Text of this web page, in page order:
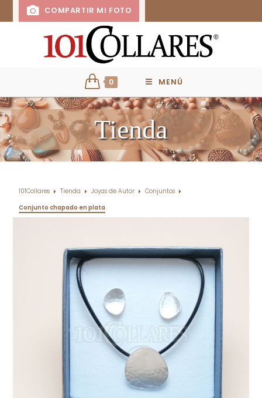
COMPARTIR MI FOTO
0 MENÚ
Tienda
101Collares Tienda Joyas de Autor
Conjuntos
Conjunto chapado en plata